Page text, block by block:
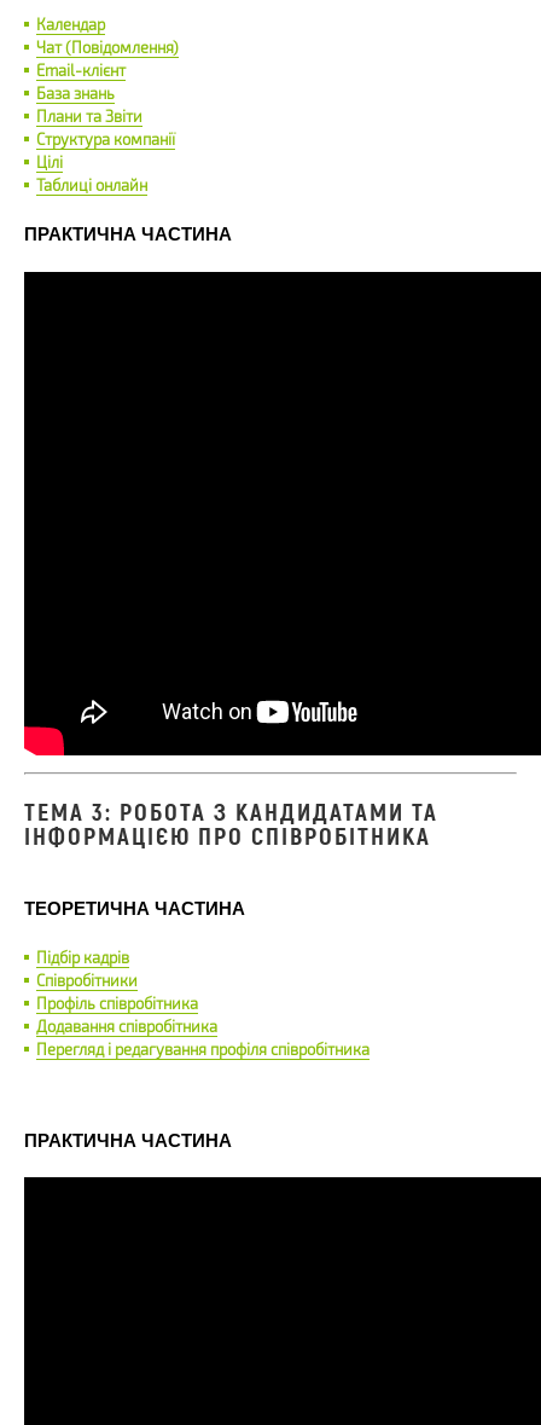
Календар
Чат (Повідомлення)
Email-клієнт
База знань
Плани та Звіти
Структура компанії
Цілі
Таблиці онлайн
ПРАКТИЧНА ЧАСТИНА
ТЕМА 3: РОБОТА З КАНДИДАТАМИ ТА
ІНФОРМАЦІЄЮ ПРО СПІВРОБІТНИКА
ТЕОРЕТИЧНА ЧАСТИНА
Підбір кадрів
Співробітники
Профіль співробітника
Додавання співробітника
Перегляд і редагування профіля співробітника
ПРАКТИЧНА ЧАСТИНА